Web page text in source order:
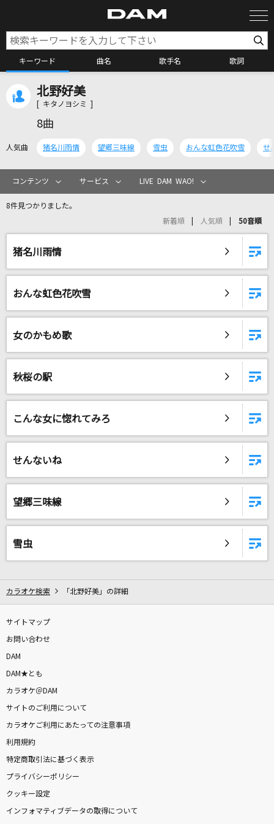
キーワード 曲名 歌手名 歌詞
カラオケリクエスト
虹を待つ人
BUMP OF CHICKEN
ツユ
星間飛行
サリシノハラ
ミキト(みきとP) feat.初音ミク
[生音]春夏秋冬～RISING TOUR 2012 ver.～
BUMP OF CHICKEN
Love me,Love you
かわいいさがしてくれますか？
CUTIE STREET
好きすぎて滅！
北野好美
[ キタノヨシミ ]
8曲
人気曲 猪名川雨情 望郷三味線 雪虫 おんな虹色花吹雪 せ
コンテンツ サービス LIVE DAM WAO!
8件見つかりました。
新着順 人気順 50音順
猪名川雨情
おんな虹色花吹雪
女のかもめ歌
秋桜の駅
こんな女に惚れてみろ
せんないね
望郷三味線
雪虫
カラオケ検索 「北野好美」の詳細
サイトマップ
お問い合わせ
DAM
DAM★とも
カラオケ＠DAM
サイトのご利用について
カラオケご利用にあたっての注意事項
利用規約
特定商取引法に基づく表示
プライバシーポリシー
クッキー設定
インフォマティブデータの取得について